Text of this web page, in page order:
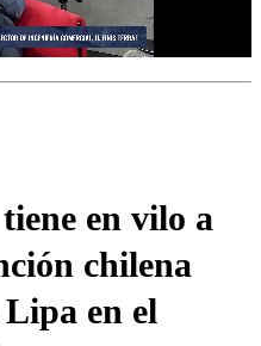
en vilo a
chilena
en el